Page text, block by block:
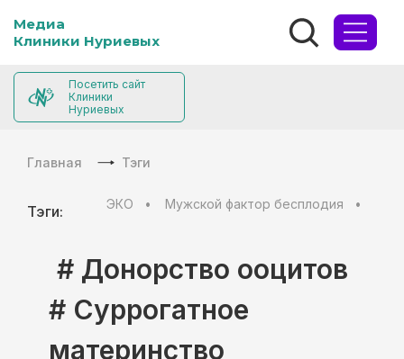
Медиа
Клиники Нуриевых
Посетить сайт
Клиники
Нуриевых
Главная Тэги
Тэги: ЭКО Мужской фактор бесплодия
# Донорство ооцитов
# Суррогатное
материнство